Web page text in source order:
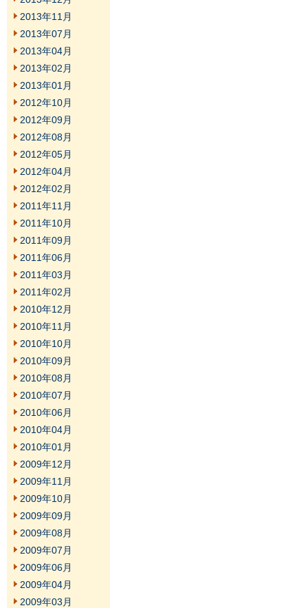
2013年11月
2013年07月
2013年04月
2013年02月
2013年01月
2012年10月
2012年09月
2012年08月
2012年05月
2012年04月
2012年02月
2011年11月
2011年10月
2011年09月
2011年06月
2011年03月
2011年02月
2010年12月
2010年11月
2010年10月
2010年09月
2010年08月
2010年07月
2010年06月
2010年04月
2010年01月
2009年12月
2009年11月
2009年10月
2009年09月
2009年08月
2009年07月
2009年06月
2009年04月
2009年03月